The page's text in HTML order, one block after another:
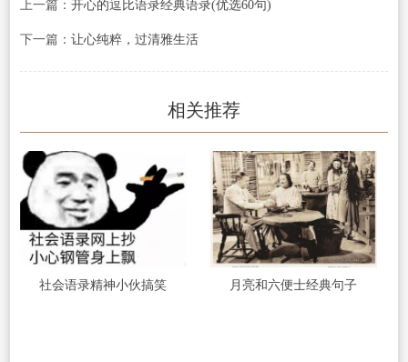
上一篇： 开心的逗比语录经典语录(优选60句)
下一篇： 让心纯粹，过清雅生活
相关推荐
社会语录精神小伙搞笑 月亮和六便士经典句子